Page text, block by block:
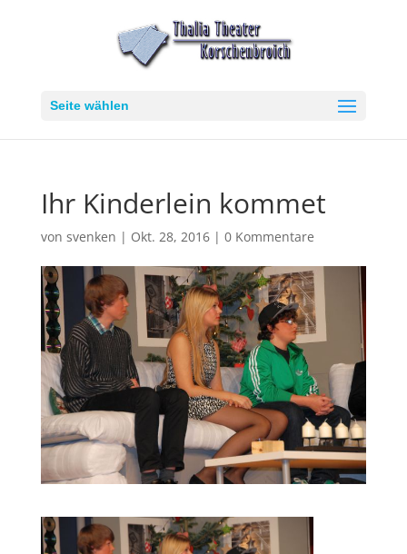
Seite wählen
Ihr Kinderlein kommet
von svenken | Okt. 28, 2016| 0 Kommentare